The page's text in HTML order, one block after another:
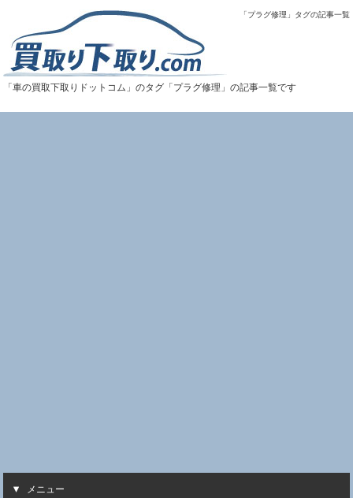
「プラグ修理」タグの記事一覧
「車の買取下取りドットコム」のタグ「プラグ修理」の記事一覧です
メニュー